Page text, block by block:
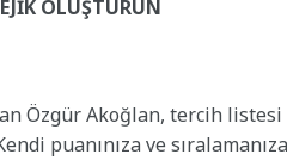
OLUŞTURUN
Özgür Akoğlan, tercih
puanınıza ve